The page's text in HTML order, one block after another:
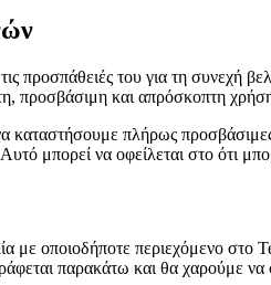
προσπάθειές του για τη συνεχή
προσβάσιμη και απρόσκοπτη
καταστήσουμε πλήρως
μπορεί να οφείλεται στο ότι
με οποιοδήποτε περιεχόμενο στο
παρακάτω και θα χαρούμε